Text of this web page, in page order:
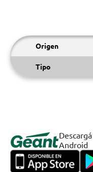
Origen
Tipo
Android